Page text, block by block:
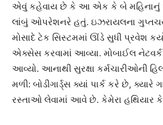
એવું કહેવાય છે કે આ એક કે બે
લાંબું ઓપરેશનરે હતું. ઇઝરાયલના
મોસાદે ટેક સિસ્ટમમાં ઊંડે સુધી પ્રવેશ
એક્સેસ કરવામાં આવ્યા. મોબાઈલ નેટવર્ક
આવ્યો. આનાથી સુરક્ષા કર્મચારીઓની
મળી: બોડીગાર્ડ્સ ક્યાં પાર્ક કરે છે,
રસ્તાઓ લેવામાં આવે છે. કેમેરા હથિયાર